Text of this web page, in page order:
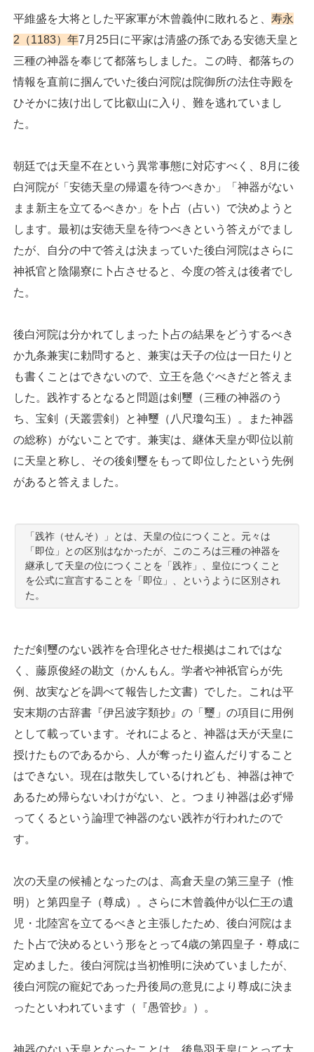
平維盛を大将とした平家軍が木曾義仲に敗れると、 寿永
2（1183）年7月25日に平家は清盛の孫である安徳天皇と
三種の神器を奉じて都落ちしました。この時、都落ちの
情報を直前に掴んでいた後白河院は院御所の法住寺殿を
ひそかに抜け出して比叡山に入り、難を逃れていまし
た。
朝廷では天皇不在という異常事態に対応すべく、8月に後
白河院が「安徳天皇の帰還を待つべきか」「神器がない
まま新主を立てるべきか」を卜占（占い）で決めようと
します。最初は安徳天皇を待つべきという答えがでまし
たが、自分の中で答えは決まっていた後白河院はさらに
神祇官と陰陽寮に卜占させると、今度の答えは後者でし
た。
後白河院は分かれてしまった卜占の結果をどうするべき
か九条兼実に勅問すると、兼実は天子の位は一日たりと
も書くことはできないので、立王を急ぐべきだと答えま
した。践祚するとなると問題は剣璽（三種の神器のう
ち、宝剣（天叢雲剣）と神璽（八尺瓊勾玉）。また神器
の総称）がないことです。兼実は、継体天皇が即位以前
に天皇と称し、その後剣璽をもって即位したという先例
があると答えました。
「践祚（せんそ）」とは、天皇の位につくこと。元々は
「即位」との区別はなかったが、このころは三種の神器を
継承して天皇の位につくことを「践祚」、皇位につくこと
を公式に宣言することを「即位」、というように区別され
た。
ただ剣璽のない践祚を合理化させた根拠はこれではな
く、藤原俊経の勘文（かんもん。学者や神祇官らが先
例、故実などを調べて報告した文書）でした。これは平
安末期の古辞書『伊呂波字類抄』の「璽」の項目に用例
として載っています。それによると、神器は天が天皇に
授けたものであるから、人が奪ったり盗んだりすること
はできない。現在は散失しているけれども、神器は神で
あるため帰らないわけがない、と。つまり神器は必ず帰
ってくるという論理で神器のない践祚が行われたので
す。
次の天皇の候補となったのは、高倉天皇の第三皇子（惟
明）と第四皇子（尊成）。さらに木曾義仲が以仁王の遺
児・北陸宮を立てるべきと主張したため、後白河院はま
た卜占で決めるという形をとって4歳の第四皇子・尊成に
定めました。後白河院は当初惟明に決めていましたが、
後白河院の寵妃であった丹後局の意見により尊成に決ま
ったといわれています（『愚管抄』）。
神器のない天皇となったことは、後鳥羽天皇にとって大